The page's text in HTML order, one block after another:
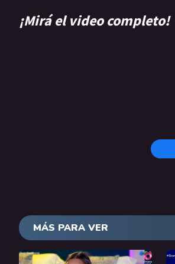
¡Mirá el video completo!
MÁS PARA VER